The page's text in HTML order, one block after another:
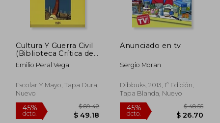
45%
dcto. $ 36.90
45%
dcto. $
Cultura Y Guerra Civil
(Biblioteca Crítica de
la Guerra Civil)
Emilio Peral Vega
Escolar Y Mayo, Tapa Dura,
Nuevo
Anunciado en tv
Sergio Moran
Dibbuks, 2013, 1ª Edición,
Tapa Blanda, Nuevo